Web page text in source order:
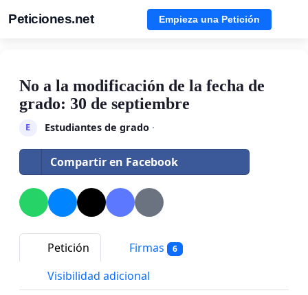
Peticiones.net Empieza una Petición
No a la modificación de la fecha de
grado: 30 de septiembre
E Estudiantes de grado·
Compartir en Facebook
Petición Firmas 6
Visibilidad adicional